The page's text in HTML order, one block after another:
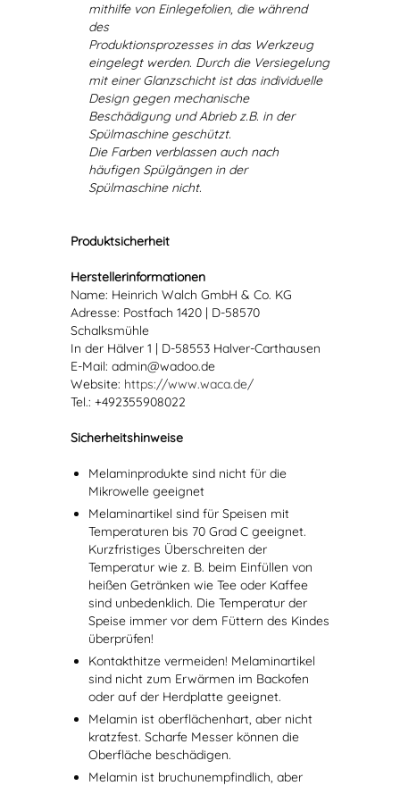
mithilfe von Einlegefolien, die während
des
Produktionsprozesses in das Werkzeug
eingelegt werden. Durch die Versiegelung
mit einer Glanzschicht ist das individuelle
Design gegen mechanische
Beschädigung und Abrieb z.B. in der
Spülmaschine geschützt.
Die Farben verblassen auch nach
häufigen Spülgängen in der
Spülmaschine nicht.
Produktsicherheit
Herstellerinformationen
Name: Heinrich Walch GmbH & Co. KG
Adresse: Postfach 1420 | D-58570
Schalksmühle
In der Hälver 1 | D-58553 Halver-Carthausen
E-Mail: admin@wadoo.de
Website: https://www.waca.de/
Tel.: +492355908022
Sicherheitshinweise
Melaminprodukte sind nicht für die
Mikrowelle geeignet
Melaminartikel sind für Speisen mit
Temperaturen bis 70 Grad C geeignet.
Kurzfristiges Überschreiten der
Temperatur wie z. B. beim Einfüllen von
heißen Getränken wie Tee oder Kaffee
sind unbedenklich. Die Temperatur der
Speise immer vor dem Füttern des Kindes
überprüfen!
Kontakthitze vermeiden! Melaminartikel
sind nicht zum Erwärmen im Backofen
oder auf der Herdplatte geeignet.
Melamin ist oberflächenhart, aber nicht
kratzfest. Scharfe Messer können die
Oberfläche beschädigen.
Melamin ist bruchunempfindlich, aber